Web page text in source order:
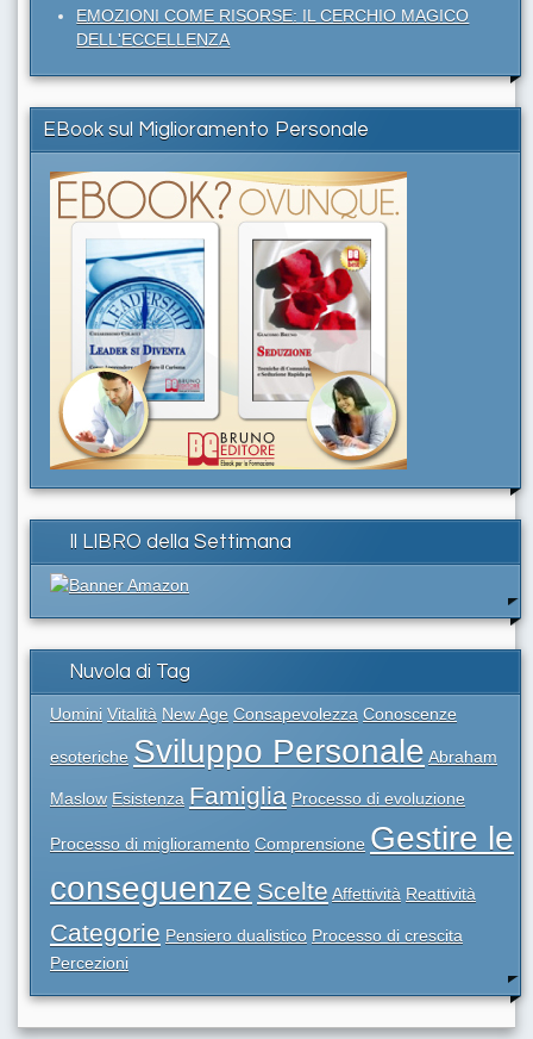
EMOZIONI COME RISORSE: IL CERCHIO MAGICO
DELL'ECCELLENZA
EBook sul Miglioramento Personale
Il LIBRO della Settimana
Nuvola di Tag
Uomini Vitalità New Age Consapevolezza Conoscenze
esoteriche Sviluppo Personale Abraham
Maslow Esistenza Famiglia Processo di evoluzione
Processo di miglioramento Comprensione Gestire le
conseguenze Scelte Affettività Reattività
Categorie Pensiero dualistico Processo di crescita
Percezioni